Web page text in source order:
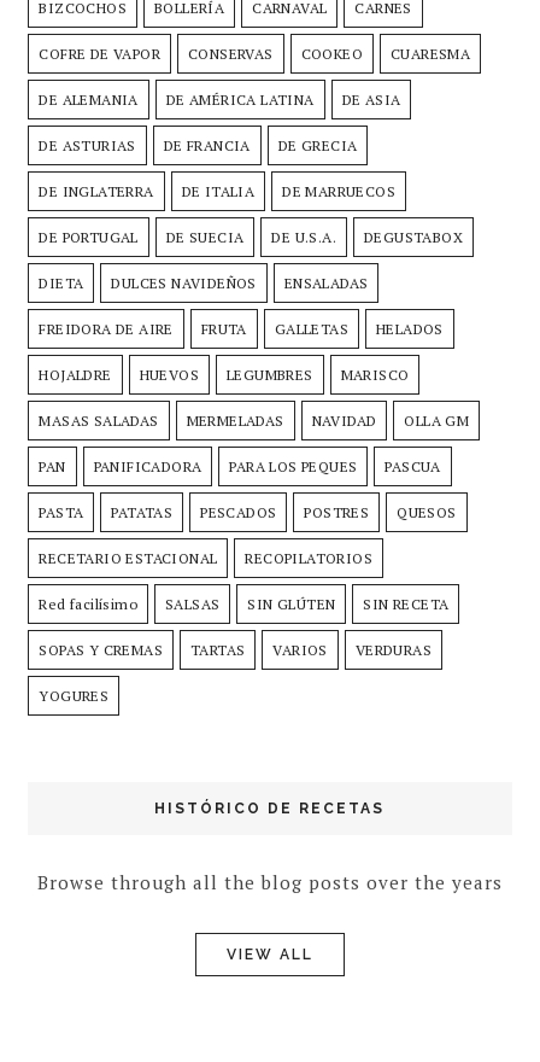
BIZCOCHOS BOLLERÍA CARNAVAL CARNES
COFRE DE VAPOR CONSERVAS COOKEO CUARESMA
DE ALEMANIA DE AMÉRICA LATINA DE ASIA
DE ASTURIAS DE FRANCIA DE GRECIA
DE INGLATERRA DE ITALIA DE MARRUECOS
DE PORTUGAL DE SUECIA DE U.S.A. DEGUSTABOX
DIETA DULCES NAVIDEÑOS ENSALADAS
FREIDORA DE AIRE FRUTA GALLETAS HELADOS
HOJALDRE HUEVOS LEGUMBRES MARISCO
MASAS SALADAS MERMELADAS NAVIDAD OLLA GM
PAN PANIFICADORA PARA LOS PEQUES PASCUA
PASTA PATATAS PESCADOS POSTRES QUESOS
RECETARIO ESTACIONAL RECOPILATORIOS
Red facilísimo SALSAS SIN GLÚTEN SIN RECETA
SOPAS Y CREMAS TARTAS VARIOS VERDURAS
YOGURES
HISTÓRICO DE RECETAS
Browse through all the blog posts over the years
VIEW ALL